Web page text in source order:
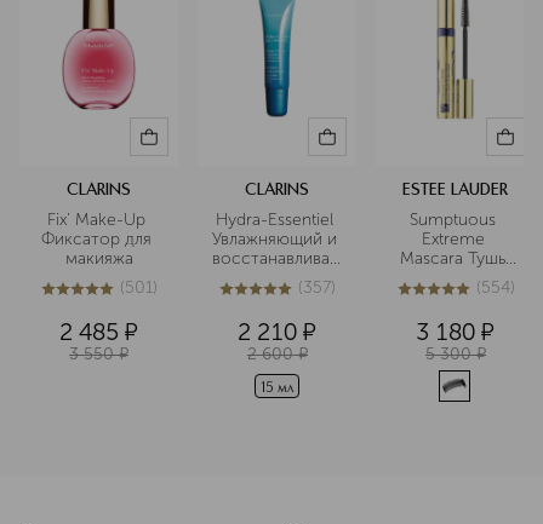
CLARINS
Fix' Make-Up
Фиксатор для
макияжа
5из 5501 (501)
2 485 ¤
3 550 ¤
CLARINS
Hydra-Essentiel
Увлажняющий и
восстанавливающий
бальзам для губ
5из 5357 (357)
2 210 ¤
2 600 ¤
15 мл
ESTEE LAUDER
Sumptuous
Extreme
Mascara Тушь
для ресниц
4.9из5554 (554)
3 180 ¤
5 300 ¤